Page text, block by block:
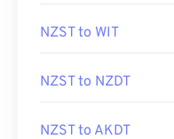
NZST to WIT
NZST to NZDT
NZST to AKDT